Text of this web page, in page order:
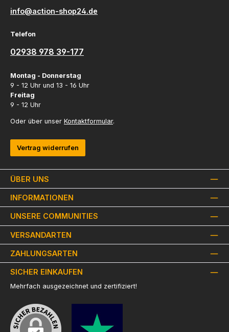
ÜBER UNS
INFORMATIONEN
info@action-shop24.de
Telefon
02938 978 39-177
Montag - Donnerstag
9 - 12 Uhr und 13 - 16 Uhr
Freitag
9 - 12 Uhr
Oder über unser Kontaktformular.
Vertrag widerrufen
UNSERE COMMUNITIES
VERSANDARTEN
ZAHLUNGSARTEN
SICHER EINKAUFEN
Mehrfach ausgezeichnet und zertifiziert!